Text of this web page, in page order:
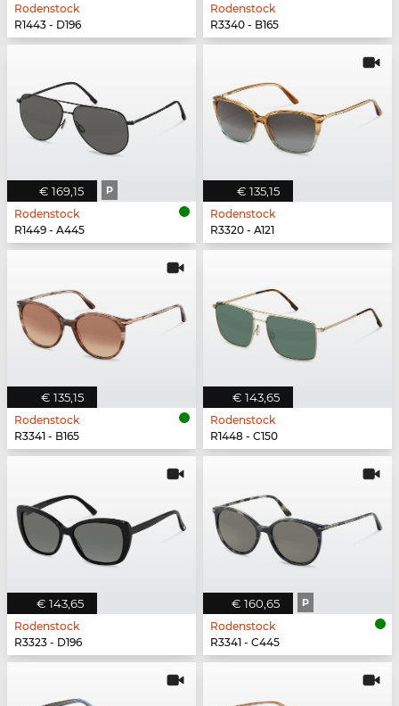
Rodenstock
R1443 - D196
Rodenstock
R3340 - B165
€ 169,15 P
Rodenstock
R1449 - A445
€ 135,15
Rodenstock
R3320 - A121
€ 135,15
Rodenstock
R3341 - B165
€ 143,65
Rodenstock
R1448 - C150
€ 143,65
Rodenstock
R3323 - D196
€ 160,65 P
Rodenstock
R3341 - C445